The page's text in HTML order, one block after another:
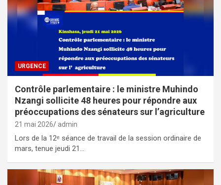
URGENCE
Contrôle parlementaire : le ministre Muhindo
Nzangi sollicite 48 heures pour répondre aux
préoccupations des sénateurs sur l’agriculture
21 mai 2026 admin
Lors de la 12ᵉ séance de travail de la session ordinaire de
mars, tenue jeudi 21…